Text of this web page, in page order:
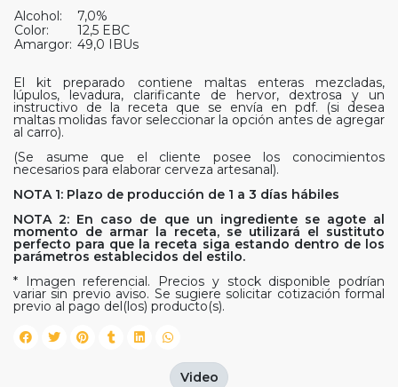
Alcohol:
7,0%
Color:
12,5 EBC
Amargor: 49,0 IBUs
El kit preparado contiene maltas enteras mezcladas,
lúpulos, levadura, clarificante de hervor, dextrosa y un
instructivo de la receta que se envía en pdf. (si desea
maltas molidas favor seleccionar la opción antes de agregar
al carro).
(Se asume que el cliente posee los conocimientos
necesarios para elaborar cerveza artesanal).
NOTA 1: Plazo de producción de 1 a 3 días hábiles
NOTA 2: En caso de que un ingrediente se agote al
momento de armar la receta, se utilizará el sustituto
perfecto para que la receta siga estando dentro de los
parámetros establecidos del estilo.
* Imagen referencial. Precios y stock disponible podrían
variar sin previo aviso. Se sugiere solicitar cotización formal
previo al pago del(los) producto(s).
Video